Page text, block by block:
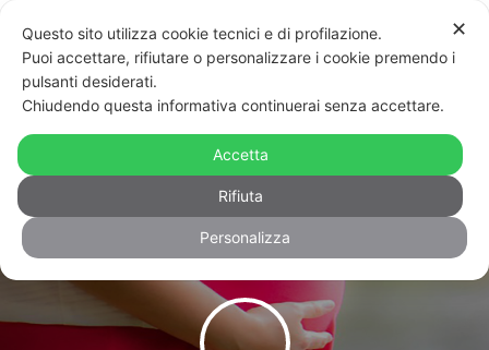
La commissione giustizia adotta la
legge contro la gestazione per altri
firmata da Giorgia Meloni
✕
Questo sito utilizza cookie tecnici e di profilazione.
Puoi accettare, rifiutare o personalizzare i cookie premendo i
pulsanti desiderati.
Chiudendo questa informativa continuerai senza accettare.
Accetta
Rifiuta
Personalizza